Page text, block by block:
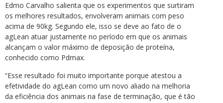
Edmo Carvalho salienta que os experimentos que surtiram
os melhores resultados, envolveram animais com peso
acima de 90kg. Segundo ele, isso se deve ao fato de o
agLean atuar justamente no período em que os animais
alcançam o valor máximo de deposição de proteína,
conhecido como Pdmax.
“Esse resultado foi muito importante porque atestou a
efetividade do agLean como um novo aliado na melhoria
da eficiência dos animais na fase de terminação, que é tão